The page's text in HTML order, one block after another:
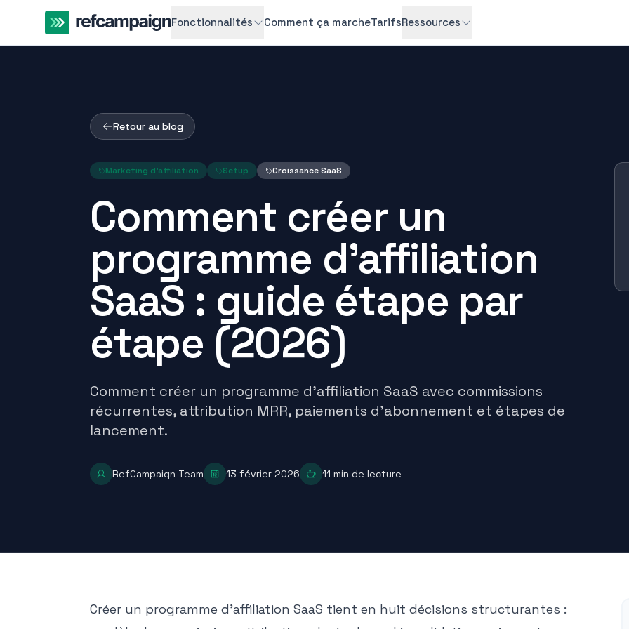
Fonctionnalités Comment ça marcheTarifsRessources
Retour au blog
Marketing d'affiliation Setup Croissance SaaS
Comment créer un
programme d'affiliation
SaaS : guide étape par
étape (2026)
Comment créer un programme d'affiliation SaaS avec commissions
récurrentes, attribution MRR, paiements d'abonnement et étapes de
lancement.
RefCampaign Team 13 février 2026 11 min de lecture
Créer un programme d'affiliation SaaS tient en huit décisions structurantes :